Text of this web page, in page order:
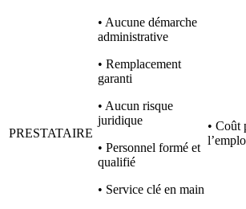
PRESTATAIRE
• Aucune démarche
administrative
• Remplacement
garanti
• Aucun risque
juridique
• Personnel formé et
qualifié
• Service clé en main
• Coût